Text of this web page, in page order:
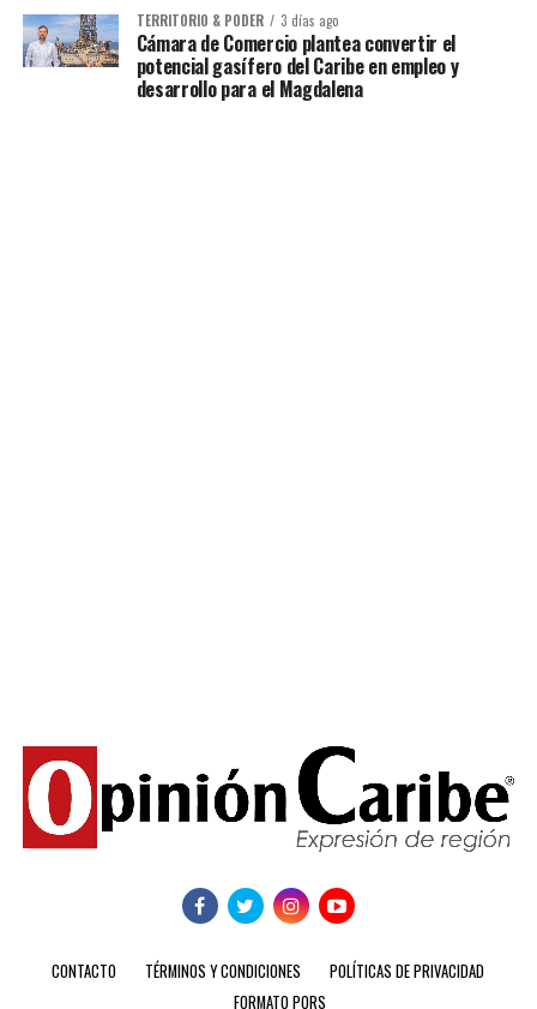
TERRITORIO & PODER 3 días ago
Cámara de Comercio plantea convertir el
potencial gasífero del Caribe en empleo y
desarrollo para el Magdalena
CONTACTO TÉRMINOS Y CONDICIONES
POLÍTICAS DE PRIVACIDAD
FORMATO PQRS